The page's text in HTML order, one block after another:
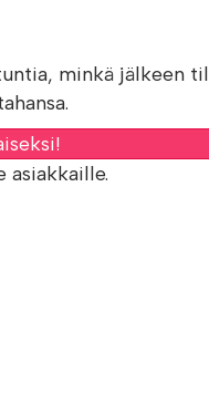
minkä jälkeen
asiakkaille.